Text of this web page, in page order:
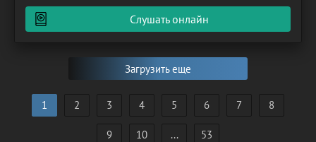
Здесь, среди величественных дворцов и мощеных
Слушать онлайн
Загрузить еще
1 2 3 4 5 6 7 8
9 10 ... 53